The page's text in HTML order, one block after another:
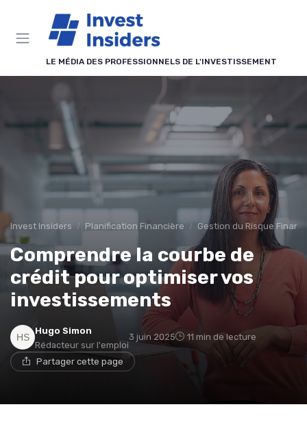
LE MÉDIA DES PROFESSIONNELS DE L'INVESTISSEMENT
Invest Insiders Planification Financière Gestion du Risque
Comprendre la courbe de
crédit pour optimiser vos
investissements
Hugo Simon
Rédacteur sur l'emploi
3 juin 2025 11 min de lecture
Partager cette page